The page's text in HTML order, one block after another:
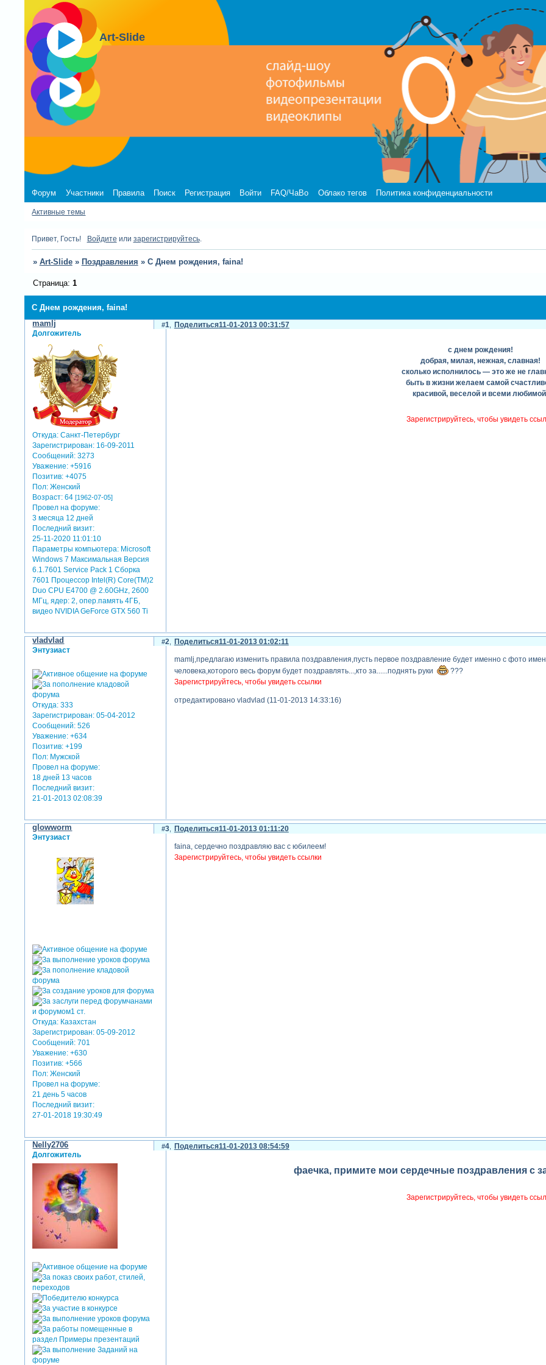
Art-Slide
Форум Участники Правила Поиск Регистрация Войти FAQ/ЧаВо Облако тегов Политика конфиденциальности
Активные темы
Привет, Гость! Войдите или зарегистрируйтесь.
» Art-Slide » Поздравления » С Днем рождения, faina!
С Днем рождения, faina!
Страница: 1
Поделиться
1 11-01-2013 00:31:57
mamlj
Долгожитель
Откуда: Санкт-Петербург
Зарегистрирован: 16-09-2011
Сообщений: 3273
Уважение: +5916
Позитив: +4075
Пол: Женский
Возраст: 64[1962-07-05]
Провел на форуме:
3 месяца 12 дней
Последний визит:
25-11-2020 11:01:10
Параметры компьютера: Microsoft
Windows 7 Максимальная Версия
6.1.7601 Service Pack 1 Сборка
7601 Процессор Intel(R) Core(TM)2
Duo CPU E4700 @ 2.60GHz, 2600
МГц, ядер: 2, опер.память 4ГБ,
видео NVIDIA GeForce GTX 560 Ti
с днем рождения!
добрая, милая, нежная, славная!
сколько исполнилось — это же не
быть в жизни желаем самой
красивой, веселой и всеми
Зарегистрируйтесь, чтобы увидеть
Поделиться
2 11-01-2013 01:02:11
vladvlad
Энтузиаст
Откуда: 333
Зарегистрирован: 05-04-2012
Сообщений: 526
Уважение: +634
Позитив: +199
Пол: Мужской
Провел на форуме:
18 дней 13 часов
Последний визит:
21-01-2013 02:08:39
mamlj,предлагаю изменить правила поздравления,пусть первое поздравление будет именно с фото
человека,которого весь форум будет поздравлять...,кто за......поднять руки
???
Зарегистрируйтесь, чтобы увидеть ссылки
отредактировано vladvlad (11-01-2013 14:33:16)
Поделиться
3 11-01-2013 01:11:20
glowworm
Энтузиаст
Откуда: Казахстан
Зарегистрирован: 05-09-2012
Сообщений: 701
Уважение: +630
Позитив: +566
Пол: Женский
Провел на форуме:
21 день 5 часов
Последний визит:
27-01-2018 19:30:49
faina, сердечно поздравляю вас с юбилеем!
Зарегистрируйтесь, чтобы увидеть ссылки
Поделиться
4 11-01-2013 08:54:59
Nelly2706
Долгожитель
фаечка, примите мои сердечные поздравления с
Зарегистрируйтесь, чтобы увидеть